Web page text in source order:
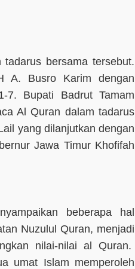
bersama tersebut.
A. Busro Karim dengan
7. Bupati Badrut Tamam
Al Quran dalam tadarus
yang dilanjutkan dengan
Jawa Timur Khofifah
beberapa hal
Nuzulul Quran, menjadi
nilai-nilai al Quran.
umat Islam memperoleh